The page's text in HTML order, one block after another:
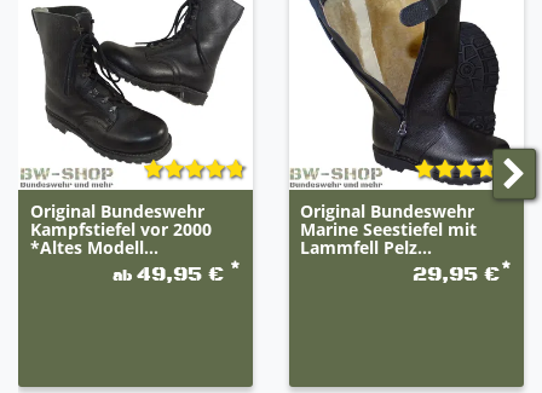
Original Bundeswehr
Kampfstiefel vor 2000
*Altes Modell...
ab49,95 € *
Original Bundeswehr
Marine Seestiefel mit
Lammfell Pelz...
29,95 €*